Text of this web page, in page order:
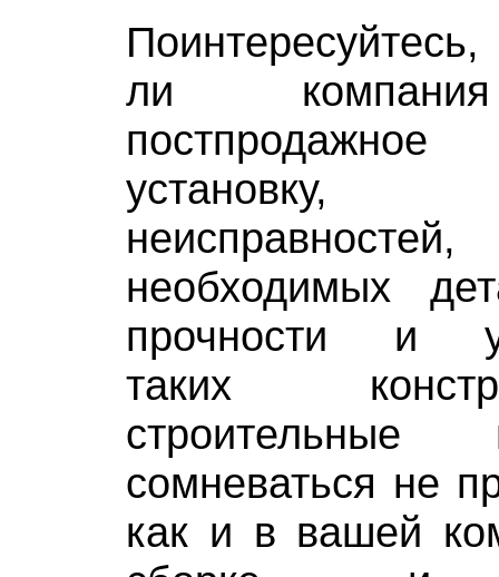
ли
постпродажное
установку,
необходимых
прочности и
таких
сомневаться не
как и в вашей